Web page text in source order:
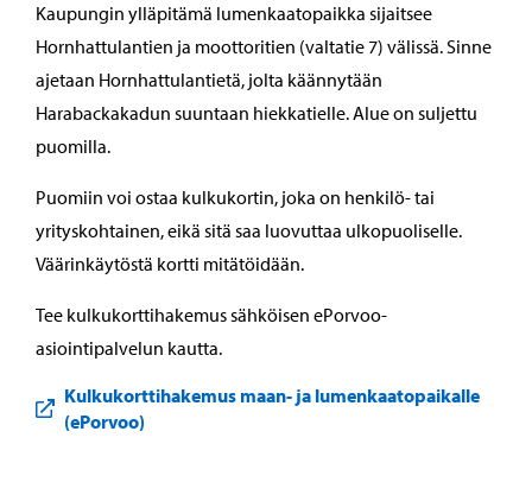
Kaupungin ylläpitämä lumenkaatopaikka sijaitsee
Hornhattulantien ja moottoritien (valtatie 7) välissä. Sinne
ajetaan Hornhattulantietä, jolta käännytään
Harabackakadun suuntaan hiekkatielle. Alue on suljettu
puomilla.
Puomiin voi ostaa kulkukortin, joka on henkilö- tai
yrityskohtainen, eikä sitä saa luovuttaa ulkopuoliselle.
Väärinkäytöstä kortti mitätöidään.
Tee kulkukorttihakemus sähköisen ePorvoo-
asiointipalvelun kautta.
Kulkukorttihakemus maan- ja lumenkaatopaikalle
(ePorvoo)